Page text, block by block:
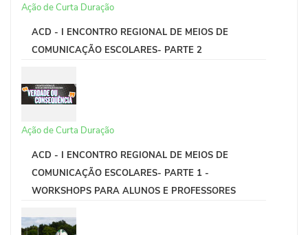
Ação de Curta Duração
ACD - I ENCONTRO REGIONAL DE MEIOS DE
COMUNICAÇÃO ESCOLARES- PARTE 2
Ação de Curta Duração
ACD - I ENCONTRO REGIONAL DE MEIOS DE
COMUNICAÇÃO ESCOLARES- PARTE 1 -
WORKSHOPS PARA ALUNOS E PROFESSORES